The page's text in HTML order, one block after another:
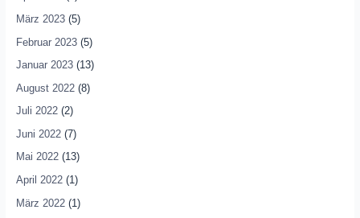
März 2023(5)
Februar 2023(5)
Januar 2023(13)
August 2022(8)
Juli 2022(2)
Juni 2022(7)
Mai 2022(13)
April 2022(1)
März 2022(1)